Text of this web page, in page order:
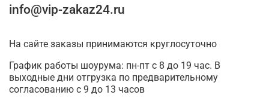
info@vip-zakaz24.ru
На сайте заказы принимаются круглосуточно
График работы шоурума: пн-пт с 8 до 19 час. В
выходные дни отгрузка по предварительному
согласованию с 9 до 13 часов